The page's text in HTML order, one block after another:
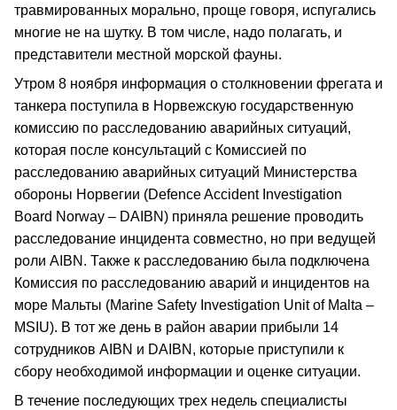
травмированных морально, проще говоря, испугались
многие не на шутку. В том числе, надо полагать, и
представители местной морской фауны.
Утром 8 ноября информация о столкновении фрегата и
танкера поступила в Норвежскую государственную
комиссию по расследованию аварийных ситуаций,
которая после консультаций с Комиссией по
расследованию аварийных ситуаций Министерства
обороны Норвегии (Defence Accident Investigation
Board Norway – DAIBN) приняла решение проводить
расследование инцидента совместно, но при ведущей
роли AIBN. Также к расследованию была подключена
Комиссия по расследованию аварий и инцидентов на
море Мальты (Marine Safety Investigation Unit of Malta –
MSIU). В тот же день в район аварии прибыли 14
сотрудников AIBN и DAIBN, которые приступили к
сбору необходимой информации и оценке ситуации.
В течение последующих трех недель специалисты